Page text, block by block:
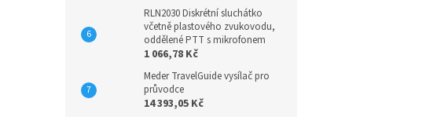
RLN2030 Diskrétní sluchátko
včetně plastového zvukovodu,
oddělené PTT s mikrofonem
1 066,78 Kč
Meder TravelGuide vysílač pro
průvodce
14 393,05 Kč